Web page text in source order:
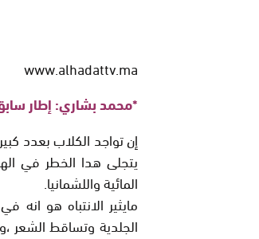
www.alhadattv.ma
*محمد بشاري: إطار
إن تواجد الكلاب بعدد
يتجلى هدا الخطر في
المائية واللشمانيا.
مايثير الانتباه هو انه
الجلدية وتساقط